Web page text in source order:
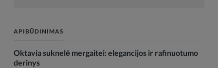
APIBŪDINIMAS
Oktavia suknelė mergaitei: elegancijos ir rafinuotumo
derinys